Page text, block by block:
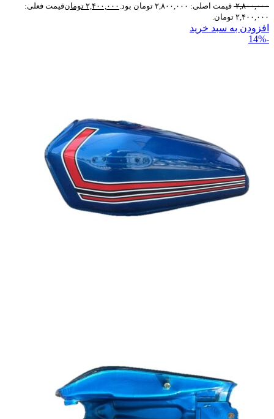
۲,۸۰۰,۰۰۰ قیمت اصلی: ۲,۸۰۰,۰۰۰ تومان بود. ۲,۴۰۰,۰۰۰ تومانقیمت فعلی:
۲,۴۰۰,۰۰۰ تومان.
افزودن به سبد خرید
-14%